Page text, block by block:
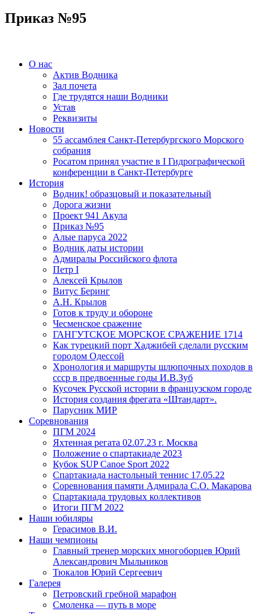
Приказ №95
О нас
Актив Водника
Зал почета
Где трудятся наши Водники
Устав
Реквизиты
Новости
55 ассамблея Санкт-Петербургского Морского
собрания
Росатом принял участие в I Гидрографической
конференции в Санкт-Петербурге
История
Водник! образцовый и показательный
Дорога жизни
Проект 941 Акула
Приказ №95
Алые паруса 2022
Водник даты истории
Адмиралы Российского флота
Петр I
Алексей Крылов
Витус Беринг
А.Н. Крылов
Готов к труду и обороне
Чесменское сражение
ГАНГУТСКОЕ МОРСКОЕ СРАЖЕНИЕ 1714
Как турецкий порт Хаджибей сделали русским
городом Одессой
Хронология и маршруты шлюпочных походов в
ссср в предвоенные годы И.В.Зуб
Кусочек Русской истории в французском городе
История создания фрегата «Штандарт».
Парусник МИР
Соревнования
ПГМ 2024
Яхтенная регата 02.07.23 г. Москва
Положение о спартакиаде 2023
Кубок SUP Canoe Sport 2022
Спартакиада настольный теннис 17.05.22
Соревнования памяти Адмирала С.О. Макарова
Спартакиада трудовых коллективов
Итоги ПГМ 2022
Наши юбиляры
Герасимов В.И.
Наши чемпионы
Главный тренер морских многоборцев Юрий
Александрович Мыльников
Тюкалов Юрий Сергеевич
Галерея
Петровский гребной марафон
Смоленка — путь в море